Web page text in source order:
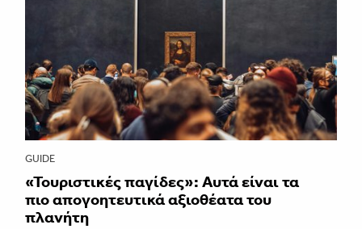
GUIDE
«Τουριστικές παγίδες»: Αυτά είναι τα
πιο απογοητευτικά αξιοθέατα του
πλανήτη